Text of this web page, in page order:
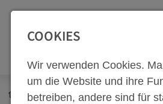
Zur Top Navigation springen [Alt+1]
Produkte
COOKIES
Wir verwenden Cookies.
um die Website und ihre
betreiben, andere sind für